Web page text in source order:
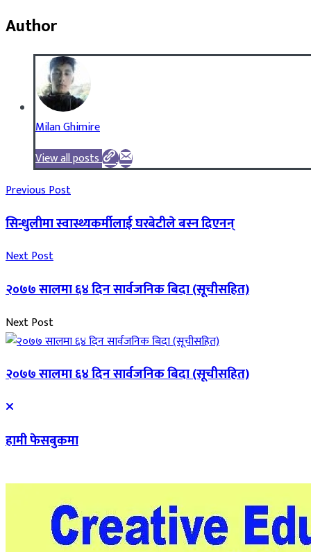
Author
Milan Ghimire
View all posts
Previous Post
सिन्धुलीमा स्वास्थ्यकर्मीलाई घरबेटीले बस्न दिएनन्
Next Post
२०७७ सालमा ६४ दिन सार्वजनिक बिदा (सूचीसहित)
Next Post
२०७७ सालमा ६४ दिन सार्वजनिक बिदा (सूचीसहित)
हामी फेसबुकमा